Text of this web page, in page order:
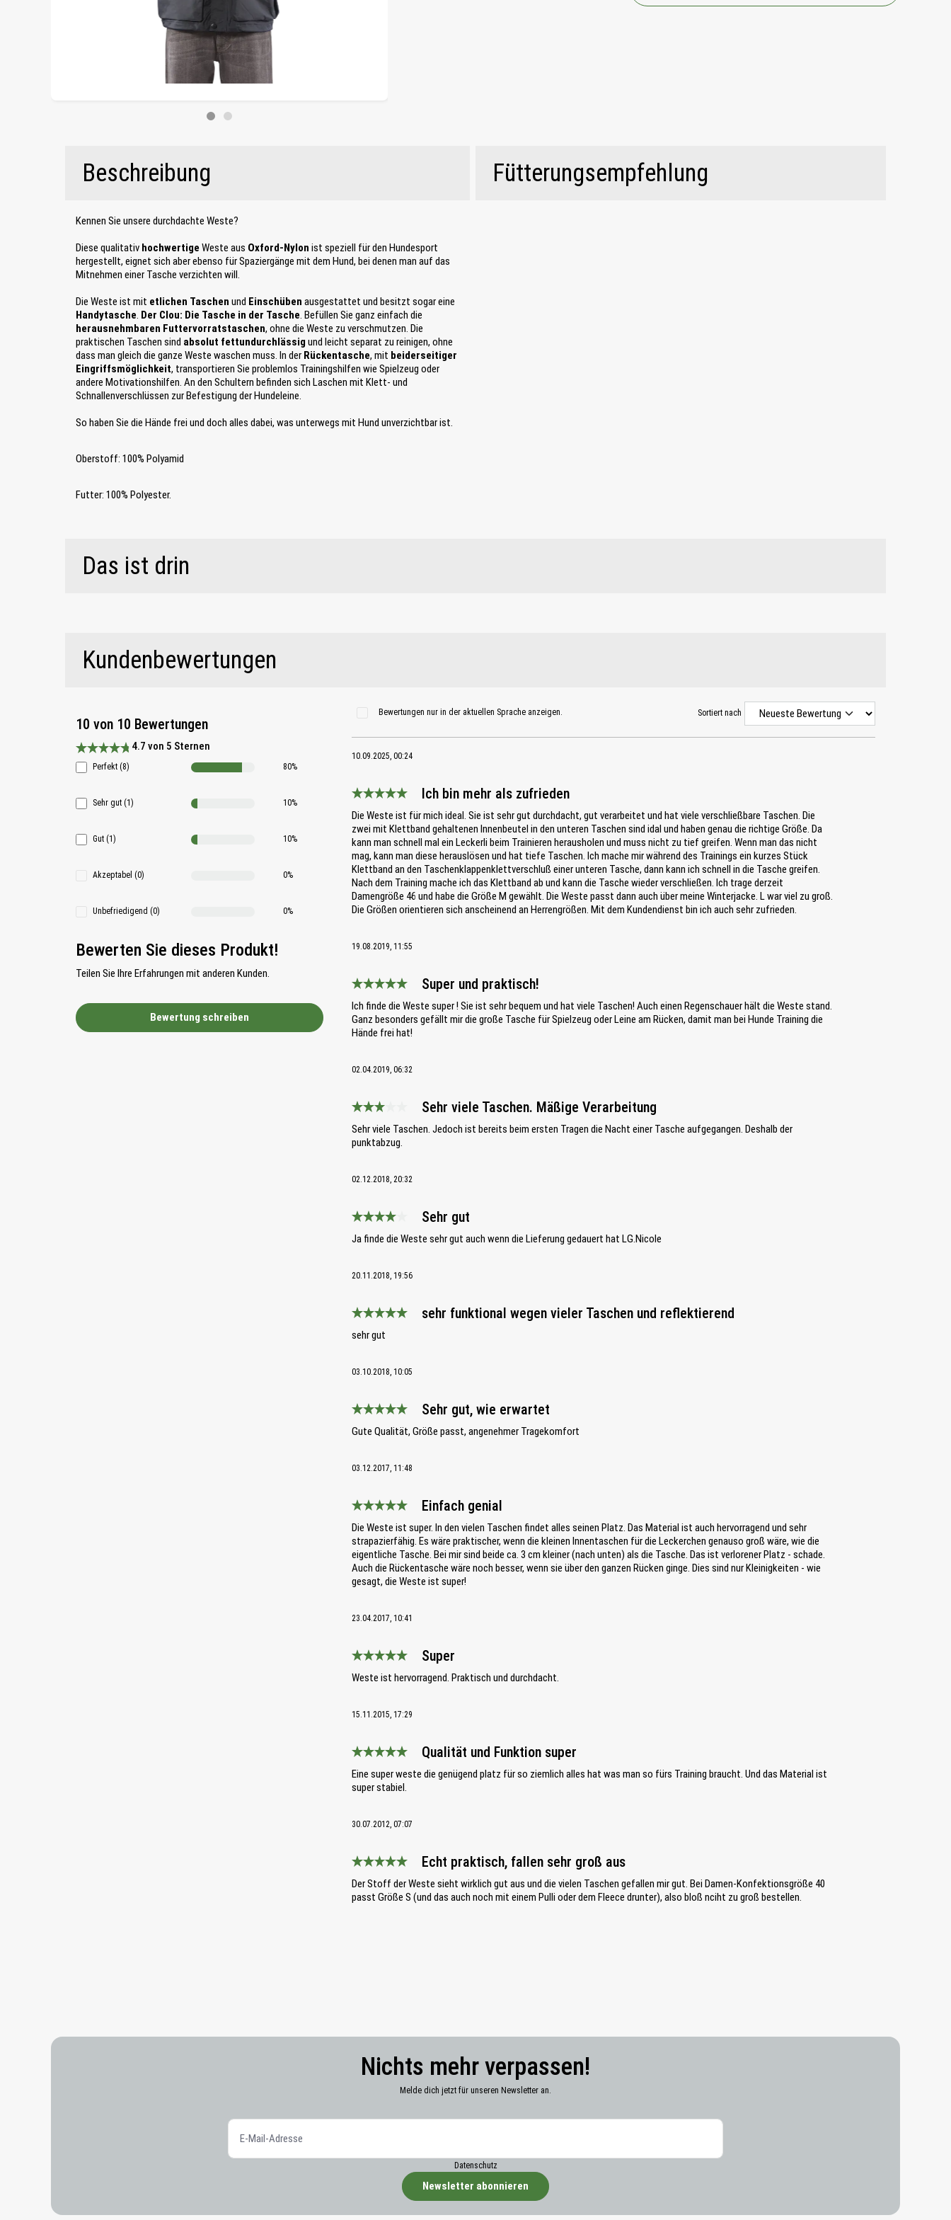
Beschreibung
Kennen Sie unsere durchdachte Weste?
Diese qualitativ hochwertige Weste aus Oxford-Nylon ist speziell für den Hundesport
hergestellt, eignet sich aber ebenso für Spaziergänge mit dem Hund, bei denen man auf das
Mitnehmen einer Tasche verzichten will.
Die Weste ist mit etlichen Taschen und Einschüben ausgestattet und besitzt sogar eine
Handytasche. Der Clou: Die Tasche in der Tasche. Befüllen Sie ganz einfach die
herausnehmbaren Futtervorratstaschen, ohne die Weste zu verschmutzen. Die
praktischen Taschen sind absolut fettundurchlässigund leicht separat zu reinigen, ohne
dass man gleich die ganze Weste waschen muss. In der Rückentasche, mit beiderseitiger
Eingriffsmöglichkeit, transportieren Sie problemlos Trainingshilfen wie Spielzeug oder
andere Motivationshilfen. An den Schultern befinden sich Laschen mit Klett- und
Schnallenverschlüssen zur Befestigung der Hundeleine.
So haben Sie die Hände frei und doch alles dabei, was unterwegs mit Hund unverzichtbar ist.
Oberstoff: 100% Polyamid
Futter: 100% Polyester.
Fütterungsempfehlung
Das ist drin
Kundenbewertungen
10 von 10 Bewertungen
Durchschnittliche Bewertung 4.7 von 5 Sternen
4.7 von 5 Sternen
Perfekt (8) 80%
Sehr gut (1) 10%
Gut (1) 10%
Akzeptabel (0) 0%
Unbefriedigend (0) 0%
Bewerten Sie dieses Produkt!
Teilen Sie Ihre Erfahrungen mit anderen Kunden.
Bewertung schreiben
Bewertungen nur in der aktuellen Sprache anzeigen. Sortiert nach
10.09.2025, 00:24
Ich bin mehr als zufrieden
Die Weste ist für mich ideal. Sie ist sehr gut durchdacht, gut verarbeitet und hat viele verschließbare Taschen. Die
zwei mit Klettband gehaltenen Innenbeutel in den unteren Taschen sind idal und haben genau die richtige Größe. Da
kann man schnell mal ein Leckerli beim Trainieren herausholen und muss nicht zu tief greifen. Wenn man das nicht
mag, kann man diese herauslösen und hat tiefe Taschen. Ich mache mir während des Trainings ein kurzes Stück
Klettband an den Taschenklappenklettverschluß einer unteren Tasche, dann kann ich schnell in die Tasche greifen.
Nach dem Training mache ich das Klettband ab und kann die Tasche wieder verschließen. Ich trage derzeit
Damengröße 46 und habe die Größe M gewählt. Die Weste passt dann auch über meine Winterjacke. L war viel zu groß.
Die Größen orientieren sich anscheinend an Herrengrößen. Mit dem Kundendienst bin ich auch sehr zufrieden.
19.08.2019, 11:55
Bewertung mit 5 von 5 Sternen
Super und praktisch!
Ich finde die Weste super ! Sie ist sehr bequem und hat viele Taschen! Auch einen Regenschauer hält die Weste stand.
Ganz besonders gefällt mir die große Tasche für Spielzeug oder Leine am Rücken, damit man bei Hunde Training die
Hände frei hat!
02.04.2019, 06:32
Sehr viele Taschen. Mäßige Verarbeitung
Sehr viele Taschen. Jedoch ist bereits beim ersten Tragen die Nacht einer Tasche aufgegangen. Deshalb der
punktabzug.
02.12.2018, 20:32
Bewertung mit 4 von 5 Sternen
Sehr gut
Ja finde die Weste sehr gut auch wenn die Lieferung gedauert hat LG.Nicole
20.11.2018, 19:56
sehr funktional wegen vieler Taschen und reflektierend
sehr gut
03.10.2018, 10:05
Bewertung mit 5 von 5 Sternen
Sehr gut, wie erwartet
Gute Qualität, Größe passt, angenehmer Tragekomfort
03.12.2017, 11:48
Bewertung mit 5 von 5 Sternen
Einfach genial
Die Weste ist super. In den vielen Taschen findet alles seinen Platz. Das Material ist auch hervorragend und sehr
strapazierfähig. Es wäre praktischer, wenn die kleinen Innentaschen für die Leckerchen genauso groß wäre, wie die
eigentliche Tasche. Bei mir sind beide ca. 3 cm kleiner (nach unten) als die Tasche. Das ist verlorener Platz - schade.
Auch die Rückentasche wäre noch besser, wenn sie über den ganzen Rücken ginge. Dies sind nur Kleinigkeiten - wie
gesagt, die Weste ist super!
23.04.2017, 10:41
Bewertung mit 5 von 5 Sternen
Super
Weste ist hervorragend. Praktisch und durchdacht.
15.11.2015, 17:29
Qualität und Funktion super
Eine super weste die genügend platz für so ziemlich alles hat was man so fürs Training braucht. Und das Material ist
super stabiel.
30.07.2012, 07:07
Bewertung mit 5 von 5 Sternen
Echt praktisch, fallen sehr groß aus
Der Stoff der Weste sieht wirklich gut aus und die vielen Taschen gefallen mir gut. Bei Damen-Konfektionsgröße 40
passt Größe S (und das auch noch mit einem Pulli oder dem Fleece drunter), also bloß nciht zu groß bestellen.
Nichts mehr verpassen!
Melde dich jetzt für unseren Newsletter an.
Datenschutz
Newsletter abonnieren